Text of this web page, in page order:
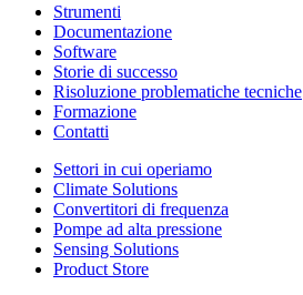
Strumenti
Documentazione
Software
Storie di successo
Risoluzione problematiche tecniche
Formazione
Contatti
Settori in cui operiamo
Climate Solutions
Convertitori di frequenza
Pompe ad alta pressione
Sensing Solutions
Product Store